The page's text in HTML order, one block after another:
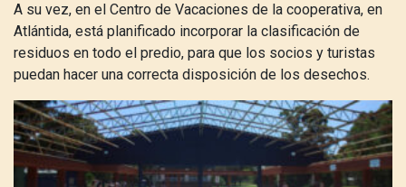
A su vez, en el Centro de Vacaciones de la cooperativa, en
Atlántida, está planificado incorporar la clasificación de
residuos en todo el predio, para que los socios y turistas
puedan hacer una correcta disposición de los desechos.